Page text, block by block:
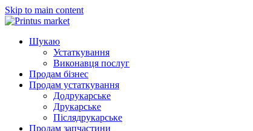
Skip to main content
Шукаю
Устаткування
Виконавця послуг
Продам бізнес
Продам устаткування
Додрукарське
Друкарське
Післядрукарське
Продам запчастини